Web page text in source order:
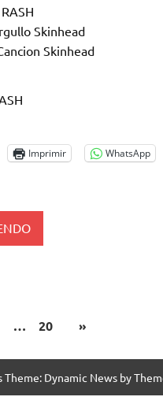
Skinhead
Skinhead
Imprimir
WhatsApp
… 20 »
Theme: Dynamic News by